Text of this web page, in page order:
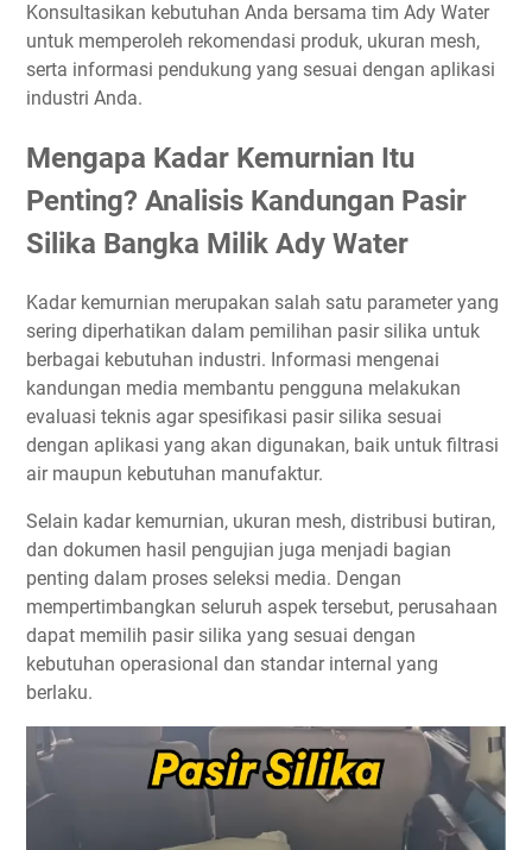
Konsultasikan kebutuhan Anda bersama tim Ady Water
untuk memperoleh rekomendasi produk, ukuran mesh,
serta informasi pendukung yang sesuai dengan aplikasi
industri Anda.
Mengapa Kadar Kemurnian Itu
Penting? Analisis Kandungan Pasir
Silika Bangka Milik Ady Water
Kadar kemurnian merupakan salah satu parameter yang
sering diperhatikan dalam pemilihan pasir silika untuk
berbagai kebutuhan industri. Informasi mengenai
kandungan media membantu pengguna melakukan
evaluasi teknis agar spesifikasi pasir silika sesuai
dengan aplikasi yang akan digunakan, baik untuk filtrasi
air maupun kebutuhan manufaktur.
Selain kadar kemurnian, ukuran mesh, distribusi butiran,
dan dokumen hasil pengujian juga menjadi bagian
penting dalam proses seleksi media. Dengan
mempertimbangkan seluruh aspek tersebut, perusahaan
dapat memilih pasir silika yang sesuai dengan
kebutuhan operasional dan standar internal yang
berlaku.